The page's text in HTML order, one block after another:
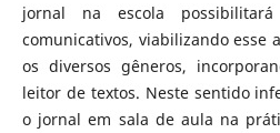
jornal na escola
comunicativos, viabilizando esse
os diversos gêneros,
leitor de textos. Neste sentido
o jornal em sala de aula na